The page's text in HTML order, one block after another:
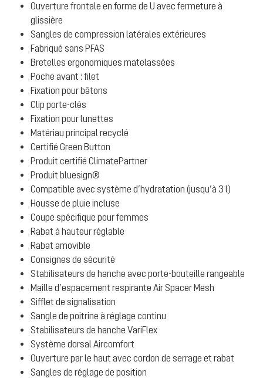
Ouverture frontale en forme de U avec fermeture à
glissière
Sangles de compression latérales extérieures
Fabriqué sans PFAS
Bretelles ergonomiques matelassées
Poche avant : filet
Fixation pour bâtons
Clip porte-clés
Fixation pour lunettes
Matériau principal recyclé
Certifié Green Button
Produit certifié ClimatePartner
Produit bluesign®
Compatible avec système d’hydratation (jusqu’à 3 l)
Housse de pluie incluse
Coupe spécifique pour femmes
Rabat à hauteur réglable
Rabat amovible
Consignes de sécurité
Stabilisateurs de hanche avec porte-bouteille rangeable
Maille d’espacement respirante Air Spacer Mesh
Sifflet de signalisation
Sangle de poitrine à réglage continu
Stabilisateurs de hanche VariFlex
Système dorsal Aircomfort
Ouverture par le haut avec cordon de serrage et rabat
Sangles de réglage de position